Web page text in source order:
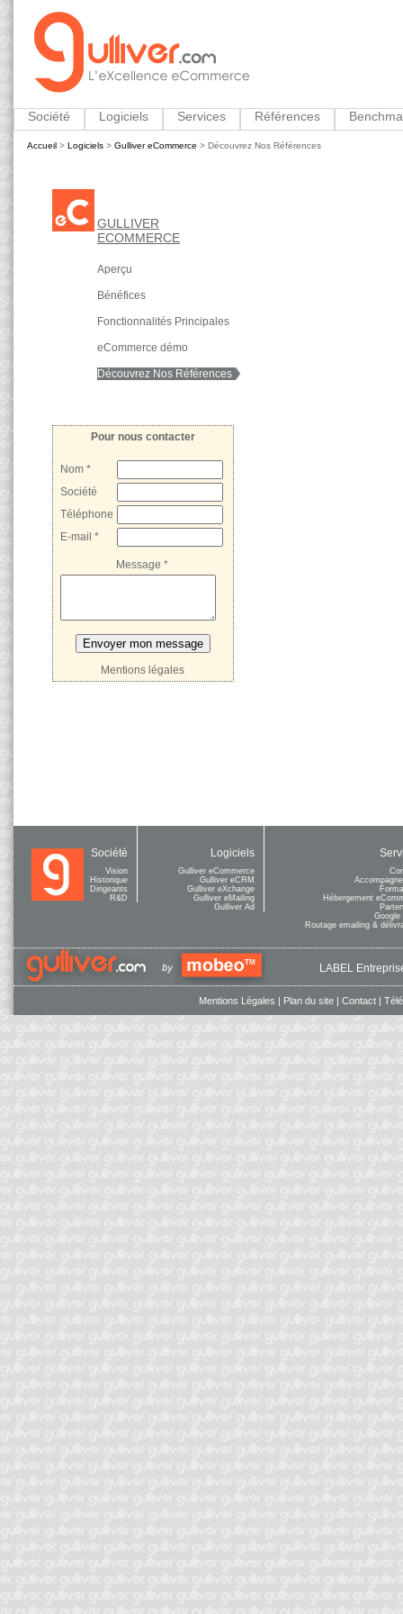
Société Logiciels Services Références
Accueil > Logiciels > Gulliver eCommerce > Découvrez Nos Références
GULLIVER
ECOMMERCE
Aperçu
Bénéfices
Fonctionnalités Principales
eCommerce démo
Découvrez Nos Références
Pour nous contacter
Nom *
Société
Téléphone
E-mail *
Message *
Mentions légales
Société
Vision
Historique
Dirigeants
R&D
Logiciels
Gulliver eCommerce
Gulliver eCRM
Gulliver eXchange
Gulliver eMailing
Gulliver Ad
Hébergement
Google
Routage emailing &
LABEL
Mentions Légales | Plan du site | Contact |